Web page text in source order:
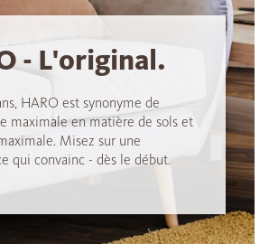
- L'original.
HARO est synonyme de
maximale en matière de sols et
Misez sur une
qui convainc - dès le début.